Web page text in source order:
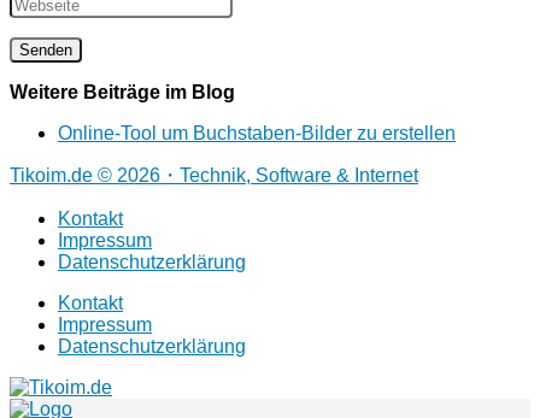
Weitere Beiträge im Blog
Online‑Tool um Buchstaben‑Bilder zu erstellen
Tikoim.de © 2026・Technik, Software & Internet
Kontakt
Impressum
Datenschutzerklärung
Kontakt
Impressum
Datenschutzerklärung